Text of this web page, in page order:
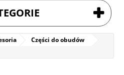
Części do obudów